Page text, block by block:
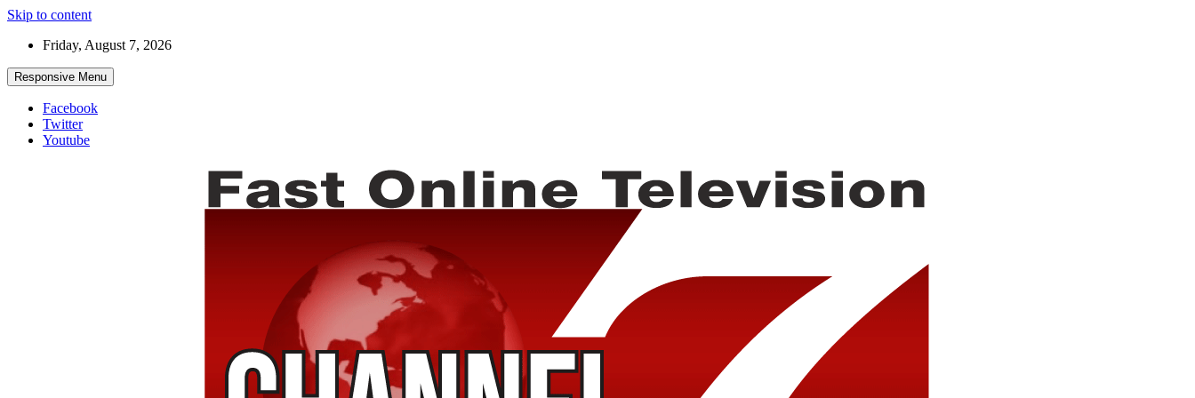
Skip to content
Friday, August 7, 2026
Responsive Menu
Facebook
Twitter
Youtube